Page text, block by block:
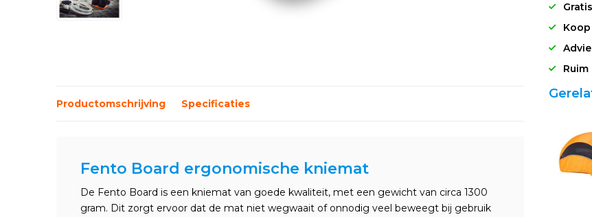
Productomschrijving Specificaties
Fento Board ergonomische kniemat
De Fento Board is een kniemat van goede kwaliteit, met een gewicht van circa 1300
gram. Dit zorgt ervoor dat de mat niet wegwaait of onnodig veel beweegt bij gebruik